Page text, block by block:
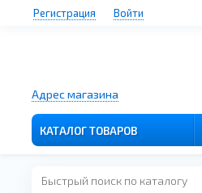
Адрес магазина
Регистрация Войти
КАТАЛОГ ТОВАРОВ